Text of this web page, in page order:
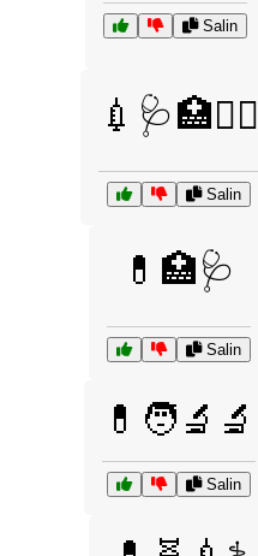
Salin
💉🩺🏥🧑‍⚕️
Salin
💊🏥🩺
Salin
💊🧑‍🔬🔬
Salin